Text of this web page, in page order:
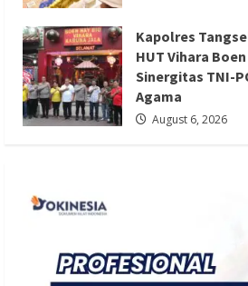
TNI-POLRI dengan Tokoh
Redaksi 01 August 6, 2026
Kapolres
HUT Vihara
Sinergitas TNI-
Agama
August 6, 2026